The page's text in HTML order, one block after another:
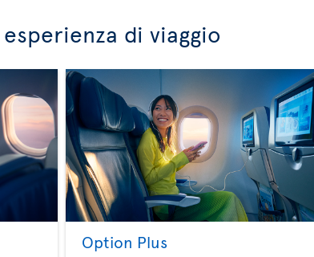
di viaggio
Option Plus